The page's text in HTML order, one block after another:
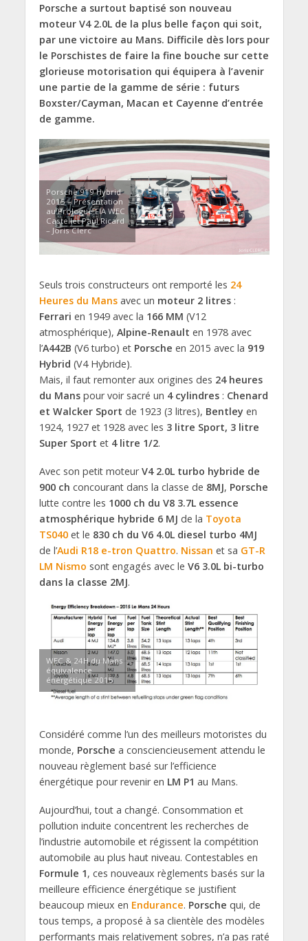
Porsche a surtout baptisé son nouveau
moteur V4 2.0L de la plus belle façon qui soit,
par une victoire au Mans. Difficile dès lors pour
le Porschistes de faire la fine bouche sur cette
glorieuse motorisation qui équipera à l’avenir
une partie de la gamme de série : futurs
Boxster/Cayman, Macan et Cayenne d’entrée
de gamme.
Porsche 919 Hybrid
2015 – Présentation
au Prologue FIA WEC
Castellet Paul Ricard
– Joris Clerc
Seuls trois constructeurs ont remporté les 24
Heures du Mansavec un moteur 2 litres:
Ferrari en 1949 avec la 166 MM (V12
atmosphérique), Alpine-Renault en 1978 avec
l’A442B (V6 turbo) et Porsche en 2015 avec la 919
Hybrid (V4 Hybride).
Mais, il faut remonter aux origines des 24 heures
du Manspour voir sacré un 4 cylindres: Chenard
et Walcker Sport de 1923 (3 litres), Bentleyen
1924, 1927 et 1928 avec les 3 litre Sport, 3 litre
Super Sport et 4 litre 1/2.
Avec son petit moteurV4 2.0L turbo hybride de
900 ch concourant dans la classe de 8MJ, Porsche
lutte contre les 1000 ch du V8 3.7L essence
atmosphérique hybride 6 MJ de la Toyota
TS040et le 830 ch du V6 4.0L diesel turbo 4MJ
de l’Audi R18 e-tron Quattro. Nissan et sa GT-R
LM Nismo sont engagés avec le V6 3.0L bi-turbo
dans la classe 2MJ.
WEC & 24H du Mans
équivalence
énérgétique 2015
Considéré comme l’un des meilleurs motoristes du
monde, Porsche a consciencieusement attendu le
nouveau règlement basé sur l’efficience
énergétique pour revenir en LM P1 au Mans.
Aujourd’hui, tout a changé. Consommation et
pollution induite concentrent les recherches de
l’industrie automobile et régissent la compétition
automobile au plus haut niveau. Contestables en
Formule 1, ces nouveaux règlements basés sur la
meilleure efficience énergétique se justifient
beaucoup mieux en Endurance. Porsche qui, de
tous temps, a proposé à sa clientèle des modèles
performants mais relativement sobres, n’a pas raté